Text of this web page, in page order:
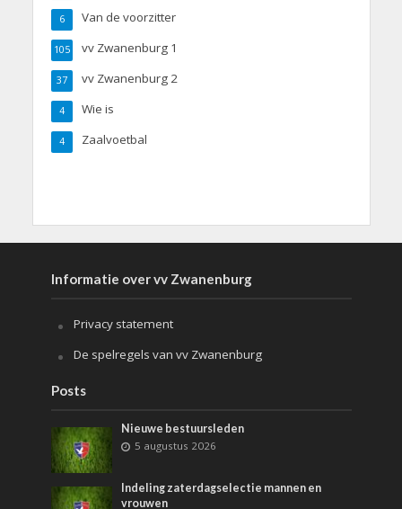
Van de voorzitter
6
vv Zwanenburg 1
105
vv Zwanenburg 2
37
Wie is
4
Zaalvoetbal
4
Informatie over vv Zwanenburg
Privacy statement
De spelregels van vv Zwanenburg
Posts
Nieuwe bestuursleden
5 augustus 2026
Indeling zaterdagselectie mannen en
vrouwen